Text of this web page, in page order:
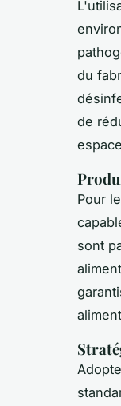
du
de
Pour le
sont